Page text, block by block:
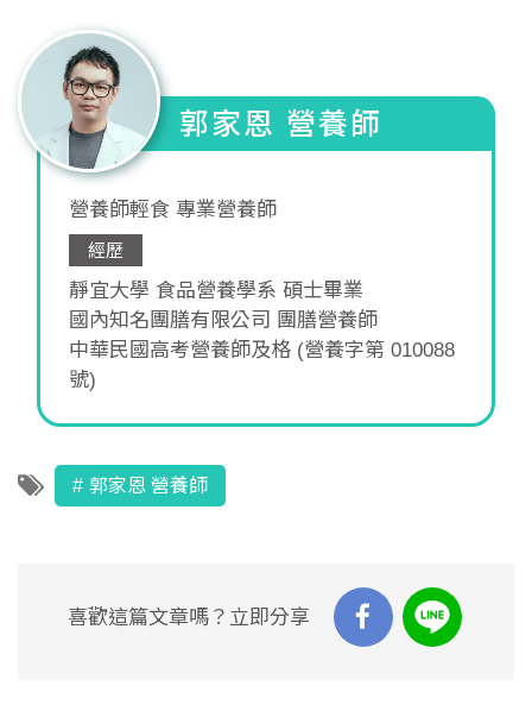
郭家恩 營養師
營養師輕食 專業營養師
經歷
靜宜大學 食品營養學系 碩士畢業
國內知名團膳有限公司 團膳營養師
中華民國高考營養師及格 (營養字第 010088
號)
郭家恩 營養師
喜歡這篇文章嗎？立即分享